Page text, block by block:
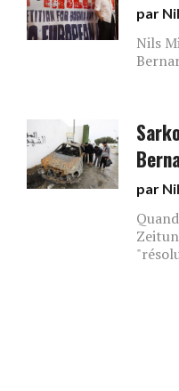
par
Nils
par